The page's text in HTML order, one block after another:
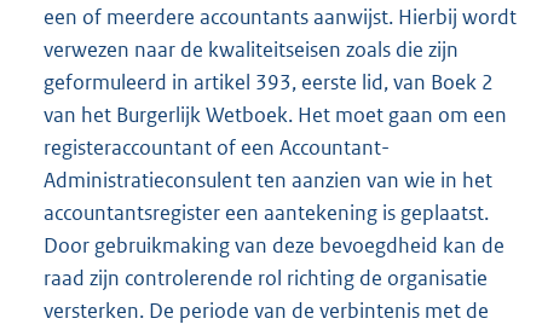
een of meerdere accountants aanwijst. Hierbij wordt
verwezen naar de kwaliteitseisen zoals die zijn
geformuleerd in artikel 393, eerste lid, van Boek 2
van het Burgerlijk Wetboek. Het moet gaan om een
registeraccountant of een Accountant-
Administratieconsulent ten aanzien van wie in het
accountantsregister een aantekening is geplaatst.
Door gebruikmaking van deze bevoegdheid kan de
raad zijn controlerende rol richting de organisatie
versterken. De periode van de verbintenis met de